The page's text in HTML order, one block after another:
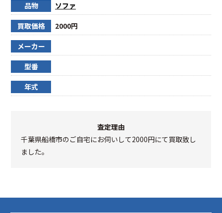
品物 ソファ
買取価格 2000円
メーカー
型番
年式
査定理由
千葉県船橋市のご自宅にお伺いして2000円にて買取致し
ました。